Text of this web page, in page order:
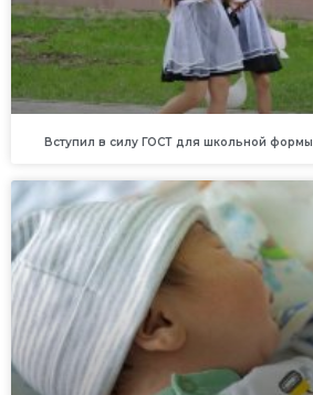
Вступил в силу ГОСТ для школьной формы